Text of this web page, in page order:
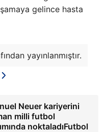
gelince hasta
yayınlanmıştır.
Neuer kariyerini
milli futbol
noktaladıFutbol